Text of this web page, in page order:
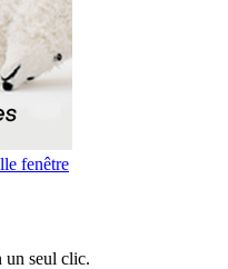
fenêtre
un seul clic.